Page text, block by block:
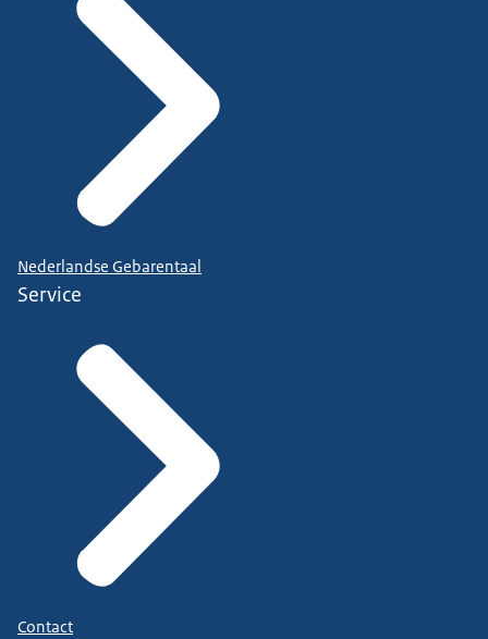
Nederlandse Gebarentaal
Service
Contact